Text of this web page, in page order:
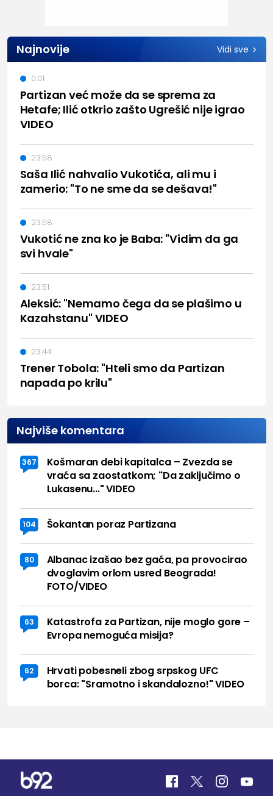
Najnovije Vidi sve
Partizan već može da se sprema za
Hetafe; Ilić otkrio zašto Ugrešić nije igrao
VIDEO
0:01
Saša Ilić nahvalio Vukotića, ali mu i
zamerio: "To ne sme da se dešava!"
23:58
Vukotić ne zna ko je Baba: "Vidim da ga
svi hvale"
23:58
Aleksić: "Nemamo čega da se plašimo u
Kazahstanu" VIDEO
23:51
Trener Tobola: "Hteli smo da Partizan
napada po krilu"
23:44
Najviše komentara
367
Košmaran debi kapitalca – Zvezda se
vraća sa zaostatkom; "Da zaključimo o
Lukasenu..." VIDEO
104 Šokantan poraz Partizana
80
Albanac izašao bez gaća, pa provocirao
dvoglavim orlom usred Beograda!
FOTO/VIDEO
63
Katastrofa za Partizan, nije moglo gore –
Evropa nemoguća misija?
62
Hrvati pobesneli zbog srpskog UFC
borca: "Sramotno i skandalozno!" VIDEO